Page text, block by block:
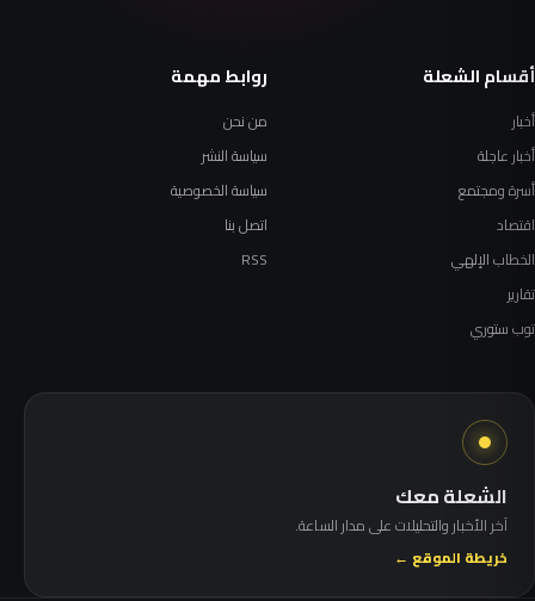
أقسام الشعلة
أخبار
أخبار عاجلة
أسرة ومجتمع
اقتصاد
الخطاب الإلهي
تقارير
توب ستوري
روابط مهمة
من نحن
سياسة النشر
سياسة الخصوصية
اتصل بنا
RSS
الشعلة معك
آخر الأخبار والتحليلات على مدار الساعة.
خريطة الموقع ←